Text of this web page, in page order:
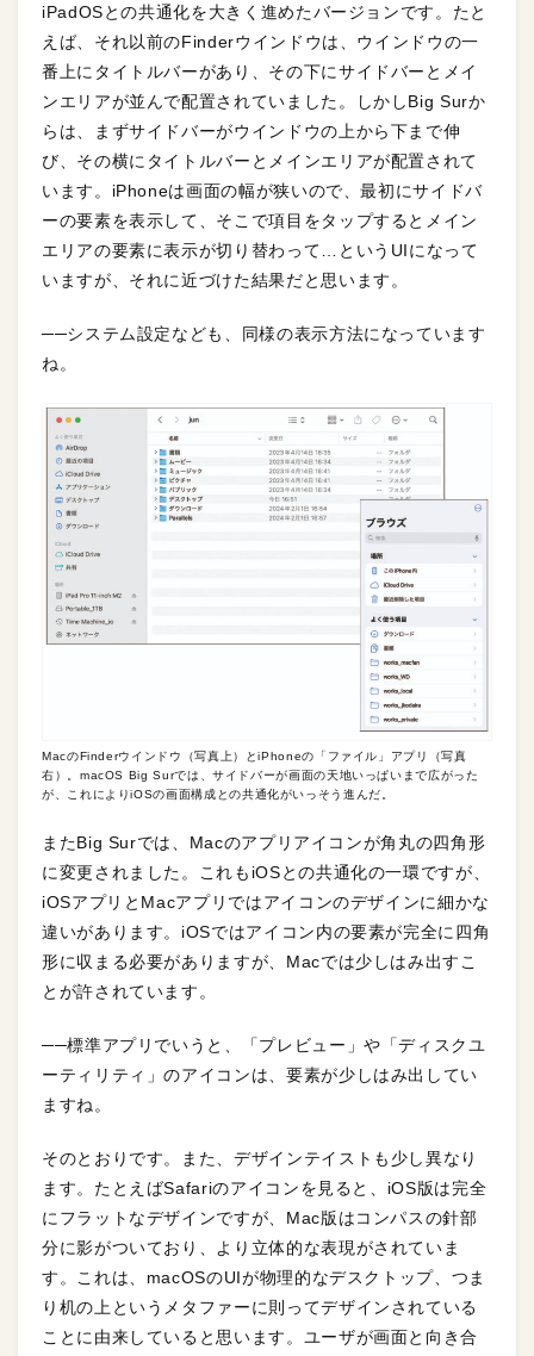
iPadOSとの共通化を大きく進めたバージョンです。たと
えば、それ以前のFinderウインドウは、ウインドウの一
番上にタイトルバーがあり、その下にサイドバーとメイ
ンエリアが並んで配置されていました。しかしBig Surか
らは、まずサイドバーがウインドウの上から下まで伸
び、その横にタイトルバーとメインエリアが配置されて
います。iPhoneは画面の幅が狭いので、最初にサイドバ
ーの要素を表示して、そこで項目をタップするとメイン
エリアの要素に表示が切り替わって…というUIになって
いますが、それに近づけた結果だと思います。
──システム設定なども、同様の表示方法になっています
ね。
MacのFinderウインドウ（写真上）とiPhoneの「ファイル」アプリ（写真
右）。macOS Big Surでは、サイドバーが画面の天地いっぱいまで広がった
が、これによりiOSの画面構成との共通化がいっそう進んだ。
またBig Surでは、Macのアプリアイコンが角丸の四角形
に変更されました。これもiOSとの共通化の一環ですが、
iOSアプリとMacアプリではアイコンのデザインに細かな
違いがあります。iOSではアイコン内の要素が完全に四角
形に収まる必要がありますが、Macでは少しはみ出すこ
とが許されています。
──標準アプリでいうと、「プレビュー」や「ディスクユ
ーティリティ」のアイコンは、要素が少しはみ出してい
ますね。
そのとおりです。また、デザインテイストも少し異なり
ます。たとえばSafariのアイコンを見ると、iOS版は完全
にフラットなデザインですが、Mac版はコンパスの針部
分に影がついており、より立体的な表現がされていま
す。これは、macOSのUIが物理的なデスクトップ、つま
り机の上というメタファーに則ってデザインされている
ことに由来していると思います。ユーザが画面と向き合